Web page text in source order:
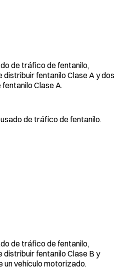
de tráfico de fentanilo,
distribuir fentanilo Clase A y dos
Clase A.
de tráfico de fentanilo.
de tráfico de fentanilo,
distribuir fentanilo Clase B y
un vehículo motorizado.